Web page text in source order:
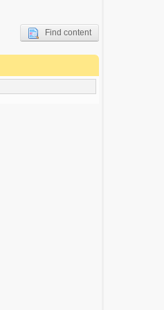
Find content